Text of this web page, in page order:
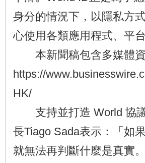
身分的情況下，以隱私方
心使用各類應用程式、平台
本新聞稿包含多媒體資
https://
HK/
支持並打造 World 協議
長Tiago Sada表示：「如
就無法再判斷什麼是真實